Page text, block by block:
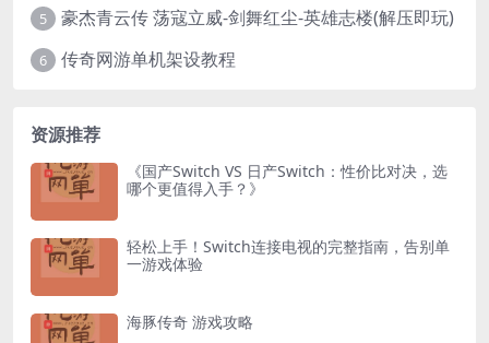
5 豪杰青云传 荡寇立威-剑舞红尘-英雄志楼(解压即玩)
6 传奇网游单机架设教程
资源推荐
《国产Switch VS 日产Switch：性价比对决，选
哪个更值得入手？》
轻松上手！Switch连接电视的完整指南，告别单
一游戏体验
海豚传奇 游戏攻略